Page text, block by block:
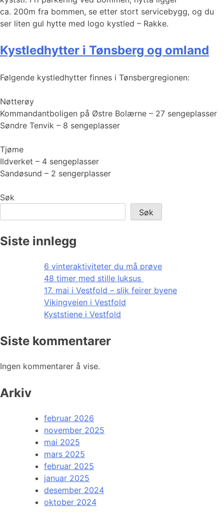
ca. 200m fra bommen, se etter stort servicebygg, og du
ser liten gul hytte med logo kystled – Rakke.
Kystledhytter i Tønsberg og omland
Følgende kystledhytter finnes i Tønsbergregionen:
Nøtterøy
Kommandantboligen på Østre Bolærne – 27 sengeplasser
Søndre Tenvik – 8 sengeplasser
Tjøme
Ildverket – 4 sengeplasser
Sandøsund – 2 sengerplasser
Søk
Søk
Siste innlegg
6 vinteraktiviteter du må prøve
48 timer med stille luksus
17. mai i Vestfold – slik feirer byene
Vikingveien i Vestfold
Kyststiene i Vestfold
Siste kommentarer
Ingen kommentarer å vise.
Arkiv
februar 2026
november 2025
mai 2025
mars 2025
februar 2025
januar 2025
desember 2024
oktober 2024